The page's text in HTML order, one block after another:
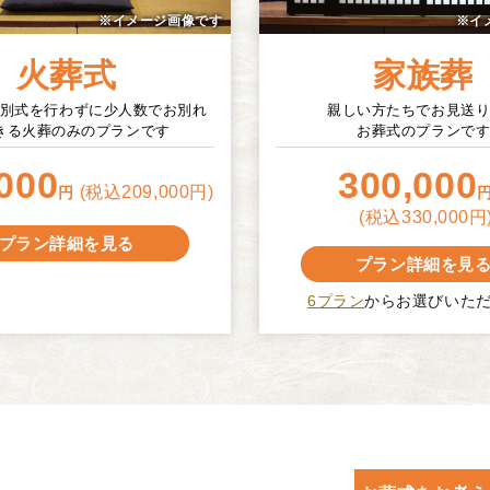
火葬式
式を行わずに少人数でお別れ
る火葬のみのプランです
円 (税込209,000円)
ラン詳細を見る
家族葬
親しい方たちでお見送
お葬式のプランです
300,000
(税込330,000
プラン詳細を見
6プランからお選びいた